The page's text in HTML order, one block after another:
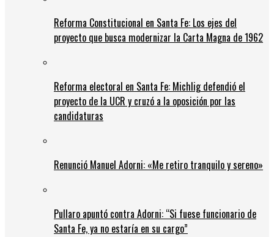
Reforma Constitucional en Santa Fe: Los ejes del
proyecto que busca modernizar la Carta Magna de 1962
Reforma electoral en Santa Fe: Michlig defendió el
proyecto de la UCR y cruzó a la oposición por las
candidaturas
Renunció Manuel Adorni: «Me retiro tranquilo y sereno»
Pullaro apuntó contra Adorni: “Si fuese funcionario de
Santa Fe, ya no estaría en su cargo”